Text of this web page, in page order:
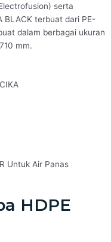
serta
BLACK terbuat dari PE-
dalam berbagai ukuran
mm.
HDPE